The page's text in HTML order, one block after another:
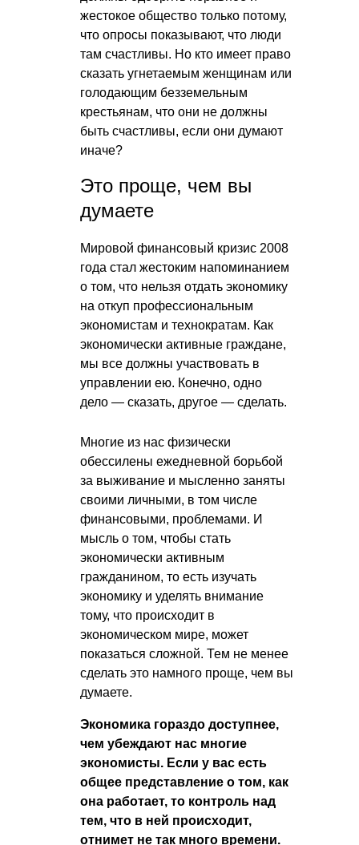
жестокое общество только потому,
что опросы показывают, что люди
там счастливы. Но кто имеет право
сказать угнетаемым женщинам или
голодающим безземельным
крестьянам, что они не должны
быть счастливы, если они думают
иначе?
Это проще, чем вы
думаете
Мировой финансовый кризис 2008
года стал жестоким напоминанием
о том, что нельзя отдать экономику
на откуп профессиональным
экономистам и технократам. Как
экономически активные граждане,
мы все должны участвовать в
управлении ею. Конечно, одно
дело — сказать, другое — сделать.
Многие из нас физически
обессилены ежедневной борьбой
за выживание и мысленно заняты
своими личными, в том числе
финансовыми, проблемами. И
мысль о том, чтобы стать
экономически активным
гражданином, то есть изучать
экономику и уделять внимание
тому, что происходит в
экономическом мире, может
показаться сложной. Тем не менее
сделать это намного проще, чем вы
думаете.
Экономика гораздо доступнее,
чем убеждают нас многие
экономисты. Если у вас есть
общее представление о том, как
она работает, то контроль над
тем, что в ней происходит,
отнимет не так много времени.